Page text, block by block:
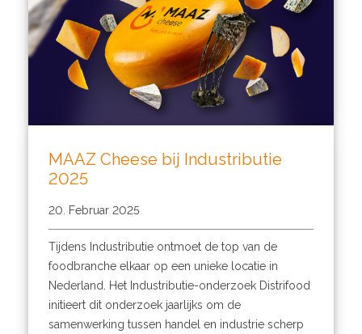
MAAZ Cheese bij Industributie
2025
20. Februar 2025
Tijdens Industributie ontmoet de top van de
foodbranche elkaar op een unieke locatie in
Nederland. Het Industributie-onderzoek Distrifood
initieert dit onderzoek jaarlijks om de
samenwerking tussen handel en industrie scherp